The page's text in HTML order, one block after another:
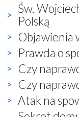
Św.
Polską
Objawienia
Prawda o
Czy
Czy
Atak na